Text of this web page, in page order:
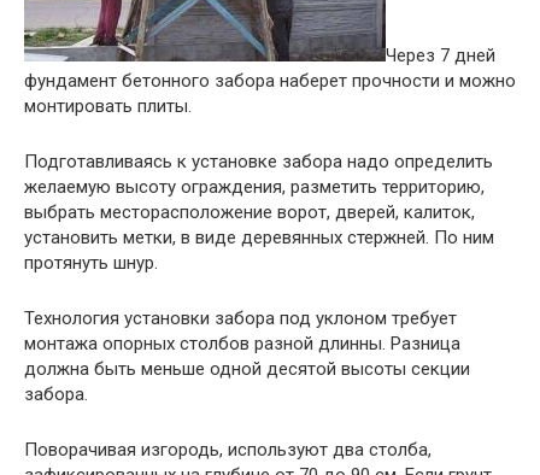
Через 7 дней
фундамент бетонного забора наберет прочности и можно
монтировать плиты.
Подготавливаясь к установке забора надо определить
желаемую высоту ограждения, разметить территорию,
выбрать месторасположение ворот, дверей, калиток,
установить метки, в виде деревянных стержней. По ним
протянуть шнур.
Технология установки забора под уклоном требует
монтажа опорных столбов разной длинны. Разница
должна быть меньше одной десятой высоты секции
забора.
Поворачивая изгородь, используют два столба,